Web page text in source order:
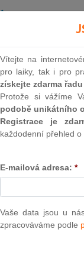
stanoven výslovný
která má
a má při zadání
autorizovanou
zadavatelů i
požadavek byl
disponovala.
možná. Novela
stavby
technický
Vítejte na
pro laiky, tak i pro
získejte zdarma
Protože si vážíme
podobě unikátního
Registrace je
každodenní přehled o
E-mailová adresa: *
Vaše data jsou u
zpracováváme podle